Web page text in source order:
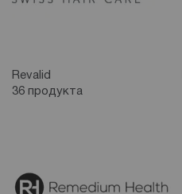
Revalid
36 продукта